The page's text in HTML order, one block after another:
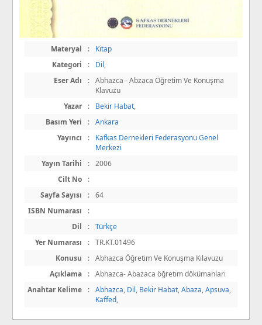
Materyal :
Kitap
Kategori
: Dil,
Eser Adı
: Abhazca - Abzaca Öğretim Ve Konuşma
Klavuzu
Yazar
: Bekir Habat,
Basım Yeri
: Ankara
Yayıncı
:
Kafkas Dernekleri Federasyonu Genel
Merkezi
Yayın Tarihi
: 2006
Cilt No
:
Sayfa Sayısı
: 64
ISBN Numarası
:
Dil
: Türkçe
Yer Numarası
: TR.KT.01496
Konusu
: Abhazca Öğretim Ve Konuşma Kılavuzu
Açıklama
: Abhazca- Abazaca öğretim dökümanları
Anahtar Kelime
: Abhazca, Dil, Bekir Habat,Abaza,Apsuva,
Kaffed,